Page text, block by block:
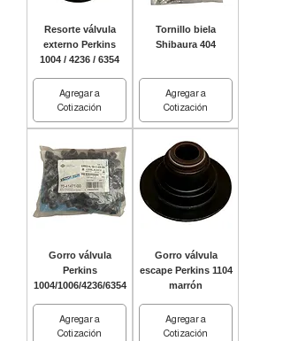
Resorte válvula
externo Perkins
1004 / 4236 / 6354
Agregar a
Cotización
Tornillo biela
Shibaura 404
Agregar a
Cotización
Gorro válvula
Perkins
1004/1006/4236/6354
Agregar a
Cotización
Gorro válvula
escape Perkins 1104
marrón
Agregar a
Cotización